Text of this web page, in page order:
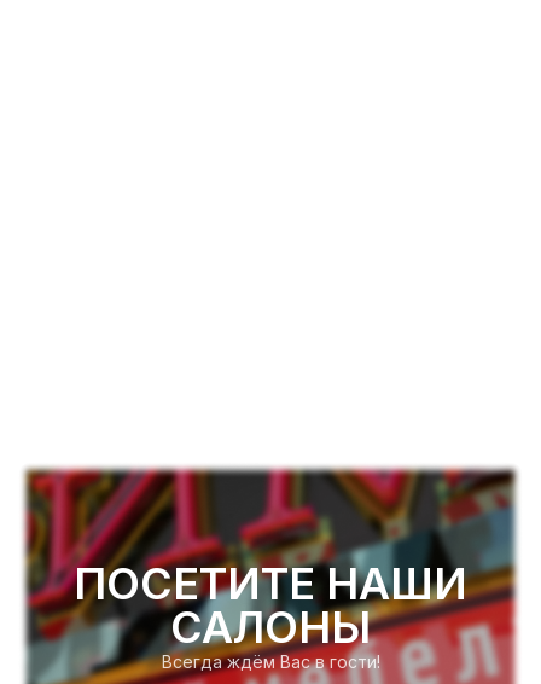
ПОСЕТИТЕ НАШИ
САЛОНЫ
Всегда ждём Вас в гости!